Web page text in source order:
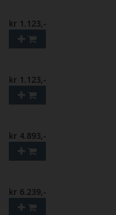
kr 1.123,-
kr 1.123,-
kr 4.893,-
kr 6.239,-